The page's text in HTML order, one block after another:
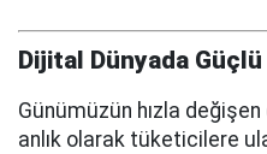
Dijital Dünyada Güçlü
Günümüzün hızla
anlık olarak tüketicilere